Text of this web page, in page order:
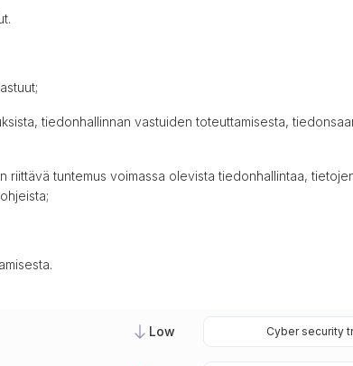
tiedonhallinnan vastuiden toteuttamisesta,
tuntemus voimassa olevista tiedonhallintaa,
Low Cyber security